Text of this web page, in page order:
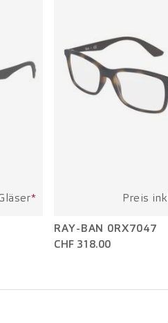
* Preis
RAY-BAN 0RX7047
CHF 318.00